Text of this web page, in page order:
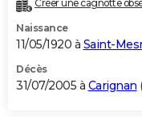
Créer une cagnotte
Naissance
11/05/1920 à Saint-
Décès
31/07/2005 à Carignan